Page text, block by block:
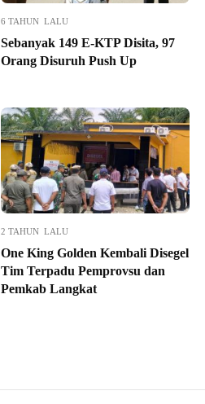
6 TAHUN LALU
Sebanyak 149 E-KTP Disita, 97
Orang Disuruh Push Up
2 TAHUN LALU
One King Golden Kembali Disegel
Tim Terpadu Pemprovsu dan
Pemkab Langkat